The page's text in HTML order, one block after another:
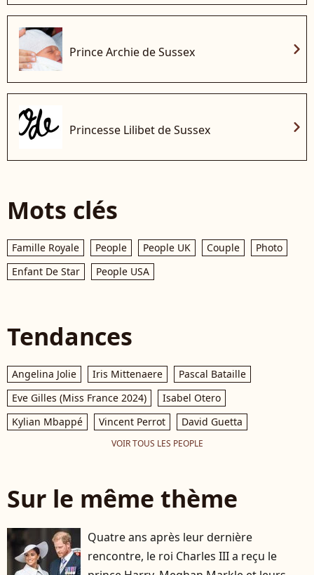
Prince Archie de Sussex chevron_right
Princesse Lilibet de Sussex chevron_right
Mots clés
Famille Royale People People UK Couple
Photo
Enfant De Star
People USA
Tendances
Angelina Jolie Iris Mittenaere
Pascal Bataille
Eve Gilles (Miss France 2024)
Isabel Otero
Kylian Mbappé
Vincent Perrot David Guetta
VOIR TOUS LES PEOPLE
Sur le même thème
Quatre ans après leur dernière
rencontre, le roi Charles III a reçu le